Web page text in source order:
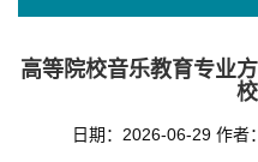
高等院校音乐教育专业
日期：2026-06-29 作者